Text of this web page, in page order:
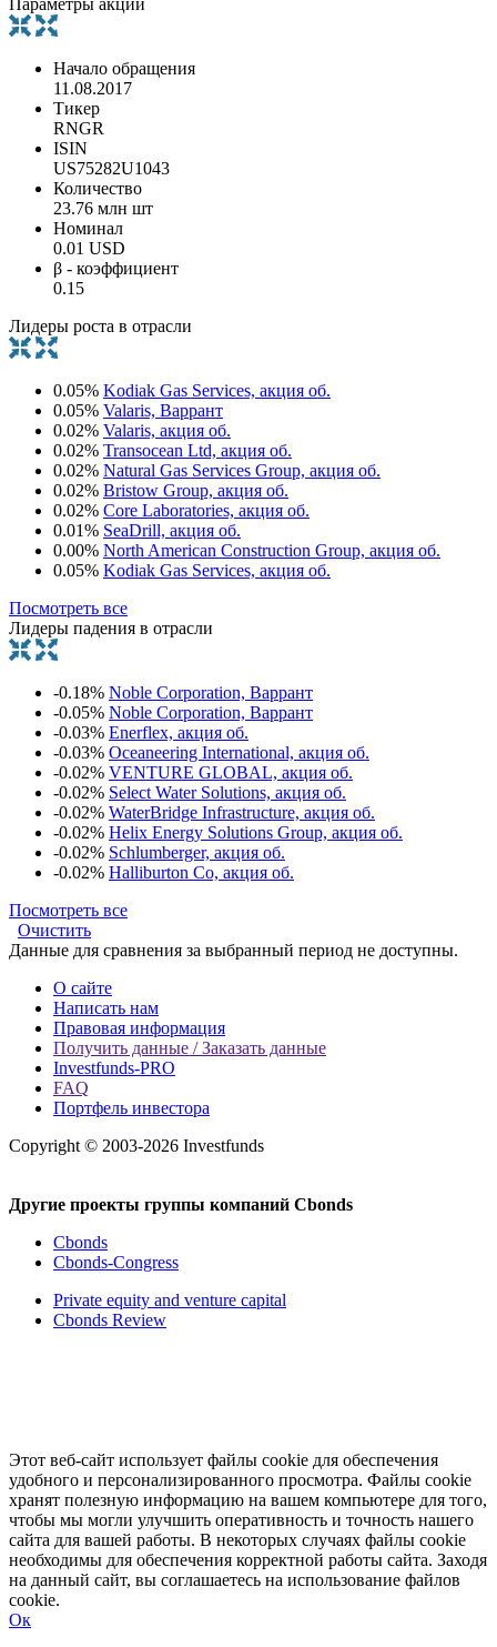
Параметры акции
Начало обращения
11.08.2017
Тикер
RNGR
ISIN
US75282U1043
Количество
23.76 млн шт
Номинал
0.01 USD
β - коэффициент
0.15
Лидеры роста в отрасли
0.05% Kodiak Gas Services, акция об.
0.05% Valaris, Варрант
0.02% Valaris, акция об.
0.02% Transocean Ltd, акция об.
0.02% Natural Gas Services Group, акция об.
0.02% Bristow Group, акция об.
0.02% Core Laboratories, акция об.
0.01% SeaDrill, акция об.
0.00% North American Construction Group, акция об.
0.05% Kodiak Gas Services, акция об.
Посмотреть все
Лидеры падения в отрасли
-0.18% Noble Corporation, Варрант
-0.05% Noble Corporation, Варрант
-0.03% Enerflex, акция об.
-0.03% Oceaneering International, акция об.
-0.02% VENTURE GLOBAL, акция об.
-0.02% Select Water Solutions, акция об.
-0.02% WaterBridge Infrastructure, акция об.
-0.02% Helix Energy Solutions Group, акция об.
-0.02% Schlumberger, акция об.
-0.02% Halliburton Co, акция об.
Посмотреть все
Очистить
Данные для сравнения за выбранный период не доступны.
О сайте
Написать нам
Правовая информация
Получить данные / Заказать данные
Investfunds-PRO
FAQ
Портфель инвестора
Copyright © 2003-2026 Investfunds
Другие проекты группы компаний Cbonds
Cbonds
Cbonds-Congress
Private equity and venture capital
Cbonds Review
Этот веб-сайт использует файлы cookie для обеспечения
удобного и персонализированного просмотра. Файлы cookie
хранят полезную информацию на вашем компьютере для того,
чтобы мы могли улучшить оперативность и точность нашего
сайта для вашей работы. В некоторых случаях файлы cookie
необходимы для обеспечения корректной работы сайта. Заходя
на данный сайт, вы соглашаетесь на использование файлов
cookie.
Ок